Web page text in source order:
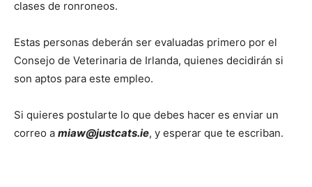
clases de ronroneos.
Estas personas deberán ser evaluadas primero por el
Consejo de Veterinaria de Irlanda, quienes decidirán si
son aptos para este empleo.
Si quieres postularte lo que debes hacer es enviar un
correo a miaw@justcats.ie, y esperar que te escriban.